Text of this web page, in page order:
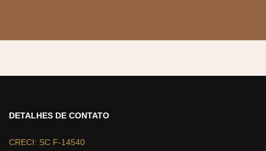
DETALHES DE CONTATO
CRECI: SC F-14540